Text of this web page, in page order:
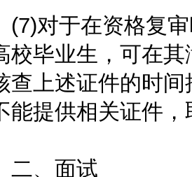
对于在资格复审
校毕业生，可在
查上述证件的时
能提供相关证件
、面试